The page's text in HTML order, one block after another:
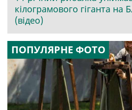
кілограмового гіганта на
(відео)
ПОПУЛЯРНЕ ФОТО